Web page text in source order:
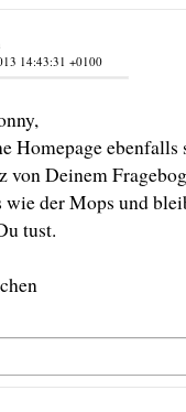
14:43:31 +0100
Homepage ebenfalls
von Deinem
wie der Mops und
tust.